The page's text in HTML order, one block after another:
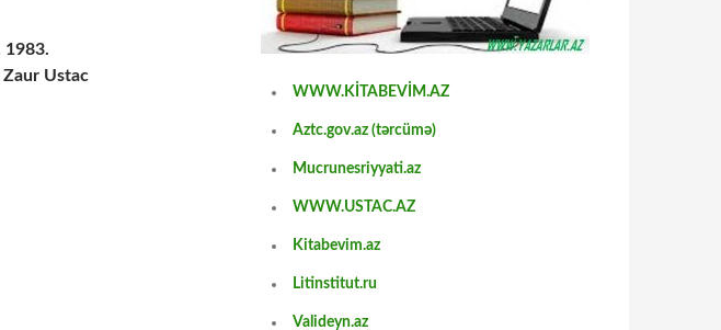
1983.
Zaur Ustac
WWW.KİTABEVİM.AZ
Aztc.gov.az (tərcümə)
Mucrunesriyyati.az
WWW.USTAC.AZ
Kitabevim.az
Litinstitut.ru
Valideyn.az